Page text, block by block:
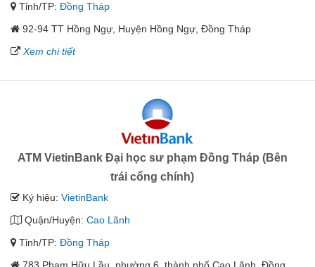
Tỉnh/TP: Đồng Tháp
92-94 TT Hồng Ngự, Huyện Hồng Ngự, Đồng Tháp
Xem chi tiết
ATM VietinBank Đại học sư phạm Đồng Tháp (Bên
trái cổng chính)
Ký hiệu: VietinBank
Quận/Huyện: Cao Lãnh
Tỉnh/TP: Đồng Tháp